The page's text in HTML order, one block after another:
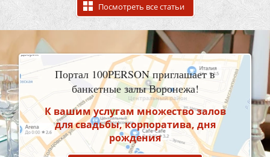
Посмотреть все статьи
Портал 100PERSON приглашает в
банкетные залы Воронежа!
К вашим услугам множество залов
для свадьбы, корпоратива, дня
рождения